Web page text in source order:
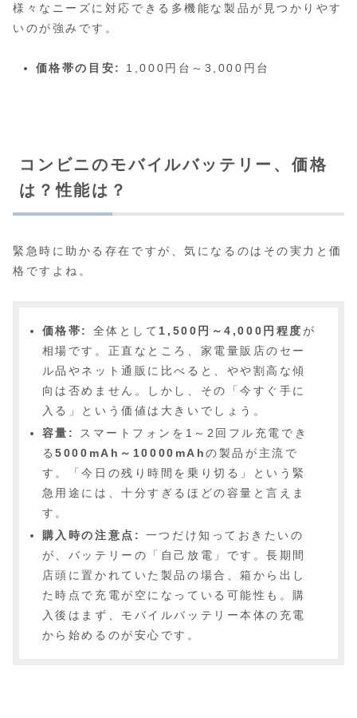
様々なニーズに対応できる多機能な製品が見つかりやす
いのが強みです。
価格帯の目安: 1,000円台～3,000円台
コンビニのモバイルバッテリー、価格
は？性能は？
緊急時に助かる存在ですが、気になるのはその実力と価
格ですよね。
価格帯: 全体として 1,500円～4,000円程度 が
相場です。正直なところ、家電量販店のセー
ル品やネット通販に比べると、やや割高な傾
向は否めません。しかし、その「今すぐ手に
入る」という価値は大きいでしょう。
容量:
スマートフォンを1～2回フル充電でき
る5000mAh～10000mAhの製品が主流で
す。「今日の残り時間を乗り切る」という緊
急用途には、十分すぎるほどの容量と言えま
す。
購入時の注意点:
一つだけ知っておきたいの
が、バッテリーの「自己放電」です。長期間
店頭に置かれていた製品の場合、箱から出し
た時点で充電が空になっている可能性も。購
入後はまず、モバイルバッテリー本体の充電
から始めるのが安心です。